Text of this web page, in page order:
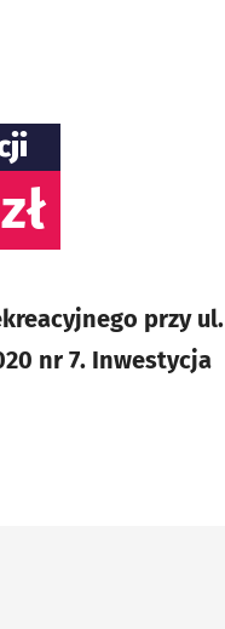
przy ul.
nr 7. Inwestycja